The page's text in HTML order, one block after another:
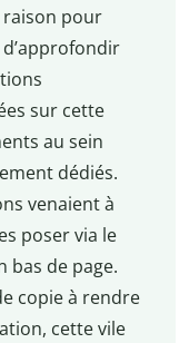
raison pour
sur cette
au sein
dédiés.
venaient à
poser via le
bas de page.
copie à rendre
cette vile